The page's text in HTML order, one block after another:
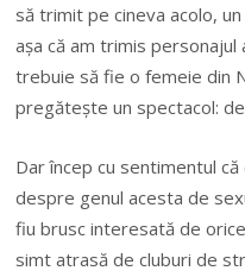
să trimit pe cineva acolo,
așa că am trimis personajul
trebuie să fie o femeie din
pregătește un spectacol:
Dar încep cu sentimentul
despre genul acesta de
fiu brusc interesată de
simt atrasă de cluburi de